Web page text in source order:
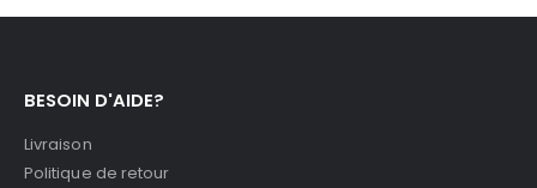
BESOIN D'AIDE?
Livraison
Politique de retour